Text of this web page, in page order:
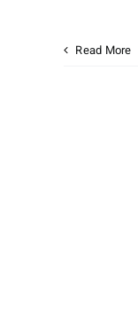
Read More